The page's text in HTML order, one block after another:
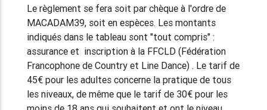
Le règlement se fera soit par chèque à l'ordre de
MACADAM39, soit en espèces. Les montants
indiqués dans le tableau sont "tout compris" :
assurance et inscription à la FFCLD (Fédération
Francophone de Country et Line Dance) . Le tarif de
45€ pour les adultes concerne la pratique de tous
les niveaux, de même que le tarif de 30€ pour les